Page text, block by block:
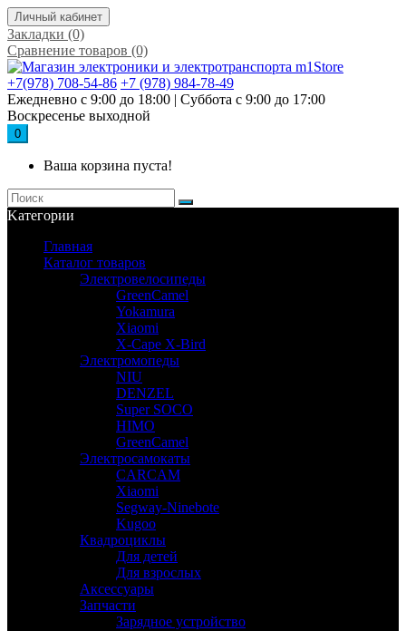
Личный кабинет
Закладки (0)
Сравнение товаров (0)
+7(978) 708-54-86 +7 (978) 984-78-49
Ежедневно с 9:00 до 18:00 | Суббота с 9:00 до 17:00
Воскресенье выходной
0
Ваша корзина пуста!
Kатегории
Главная
Каталог товаров
Электровелосипеды
GreenCamel
Yokamura
Xiaomi
X-Cape X-Bird
Электромопеды
NIU
DENZEL
Super SOCO
HIMO
GreenCamel
Электросамокаты
CARCAM
Xiaomi
Segway-Ninebote
Kugoo
Квадроциклы
Для детей
Для взрослых
Аксессуары
Запчасти
Зарядное устройство